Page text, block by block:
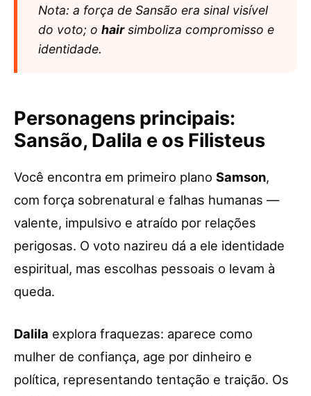
Nota: a força de Sansão era sinal visível
do voto; o hairsimboliza compromisso e
identidade.
Personagens principais:
Sansão, Dalila e os Filisteus
Você encontra em primeiro plano Samson,
com força sobrenatural e falhas humanas —
valente, impulsivo e atraído por relações
perigosas. O voto nazireu dá a ele identidade
espiritual, mas escolhas pessoais o levam à
queda.
Dalila explora fraquezas: aparece como
mulher de confiança, age por dinheiro e
política, representando tentação e traição. Os